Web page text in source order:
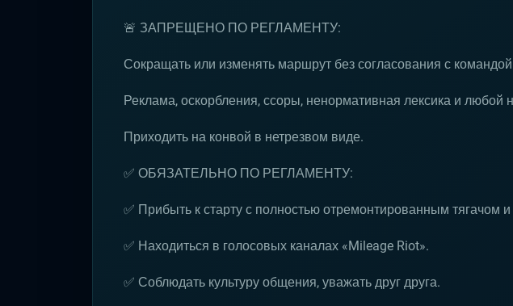
🚨 ЗАПРЕЩЕНО ПО РЕГЛАМЕНТУ:
Сокращать или изменять маршрут без согласования с
Реклама, оскорбления, ссоры, ненормативная лексика и любой
Приходить на конвой в нетрезвом виде.
✅ ОБЯЗАТЕЛЬНО ПО РЕГЛАМЕНТУ:
✅ Прибыть к старту с полностью отремонтированным тягачом
✅ Находиться в голосовых каналах «Mileage Riot».
✅ Соблюдать культуру общения, уважать друг друга.